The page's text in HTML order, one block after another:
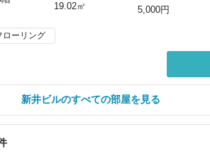
19.02㎡
5,000円
ローリング
新井ビルのすべての部屋を見る